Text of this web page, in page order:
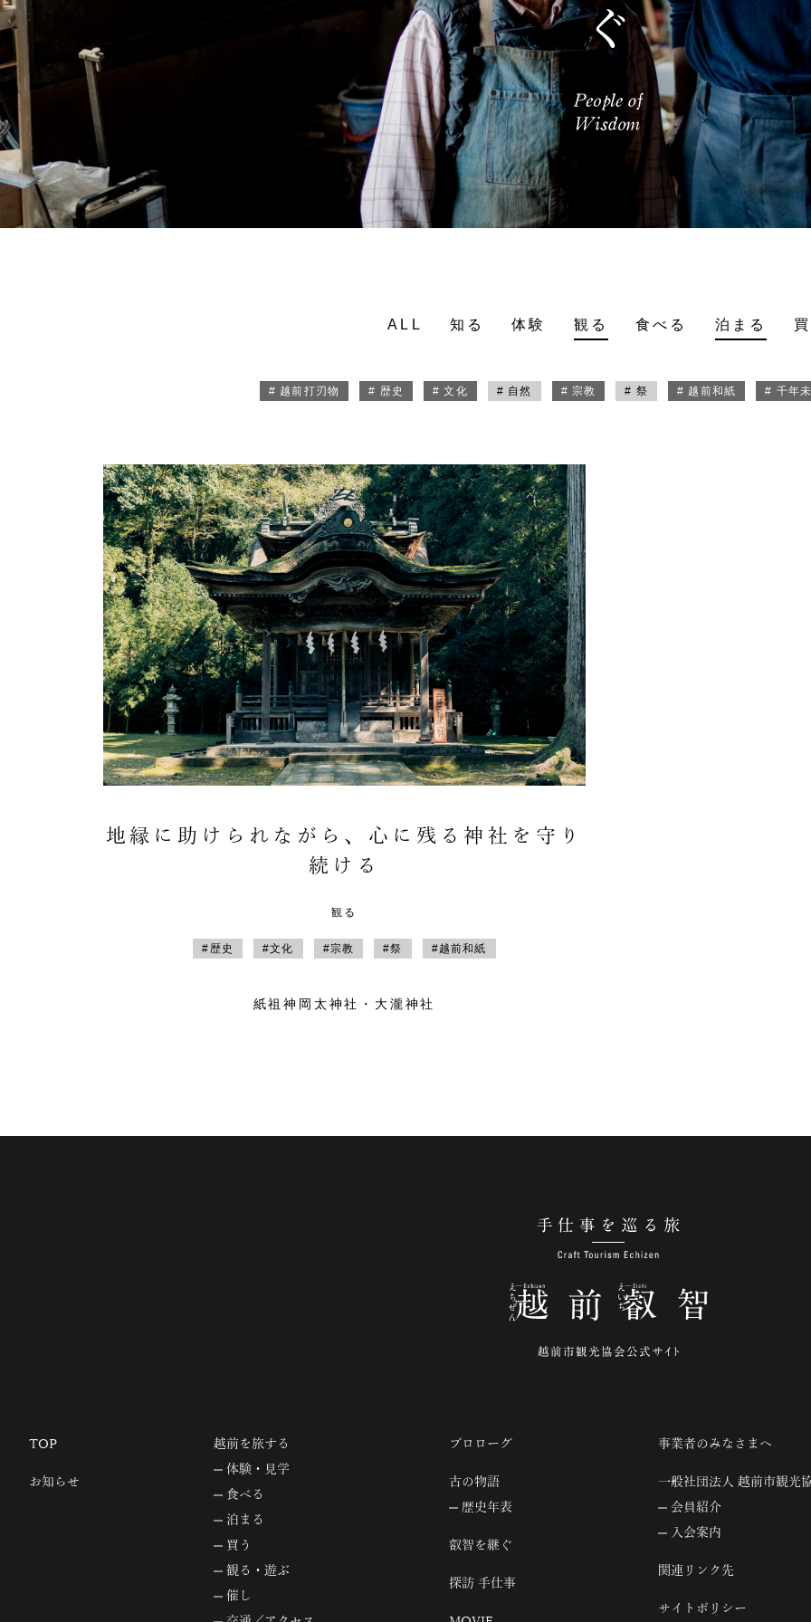
ALL 知る 体験 観る 食べる 泊まる
# 越前打刃物 # 歴史 # 文化 # 自然 # 宗教 # 祭 # 越前和紙 # 千年
地縁に助けられながら、心に残る神社を守り
続ける
観る
#歴史 #文化 #宗教 #祭 #越前和紙
紙祖神岡太神社・大瀧神社
TOP
お知らせ
越前を旅する
体験・見学
食べる
泊まる
買う
観る・遊ぶ
催し
プロローグ
古の物語
歴史年表
叡智を継ぐ
探訪 手仕事
事業者のみなさまへ
一般社団法人 越前市観光
会員紹介
入会案内
関連リンク先
サイトポリシー